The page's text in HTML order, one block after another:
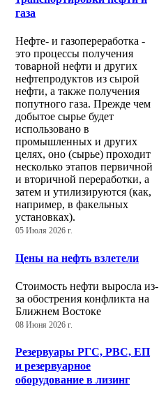
газа
Нефте- и газопереработка -
это процессы получения
товарной нефти и других
нефтепродуктов из сырой
нефти, а также получения
попутного газа. Прежде чем
добытое сырье будет
использовано в
промышленных и других
целях, оно (сырье) проходит
несколько этапов первичной
и вторичной переработки, а
затем и утилизируются (как,
например, в факельных
установках).
05 Июля 2026 г.
Цены на нефть взлетели
Стоимость нефти выросла из-
за обострения конфликта на
Ближнем Востоке
08 Июня 2026 г.
Резервуары РГС, РВС, ЕП
и резервуарное
оборудование в лизинг